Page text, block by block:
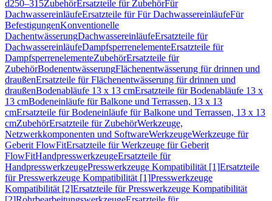
d250–315ZubehörErsatzteile für ZubehörFür
DachwassereinläufeErsatzteile für Für DachwassereinläufeFür
BefestigungenKonventionelle
DachentwässerungDachwassereinläufeErsatzteile für
DachwassereinläufeDampfsperrenelementeErsatzteile für
DampfsperrenelementeZubehörErsatzteile für
ZubehörBodenentwässerungFlächenentwässerung für drinnen und
draußenErsatzteile für Flächenentwässerung für drinnen und
draußenBodenabläufe 13 x 13 cmErsatzteile für Bodenabläufe 13 x
13 cmBodeneinläufe für Balkone und Terrassen, 13 x 13
cmErsatzteile für Bodeneinläufe für Balkone und Terrassen, 13 x 13
cmZubehörErsatzteile für ZubehörWerkzeuge,
Netzwerkkomponenten und SoftwareWerkzeugeWerkzeuge für
Geberit FlowFitErsatzteile für Werkzeuge für Geberit
FlowFitHandpresswerkzeugeErsatzteile für
HandpresswerkzeugePresswerkzeuge Kompatibilität [1]Ersatzteile
für Presswerkzeuge Kompatibilität [1]Presswerkzeuge
Kompatibilität [2]Ersatzteile für Presswerkzeuge Kompatibilität